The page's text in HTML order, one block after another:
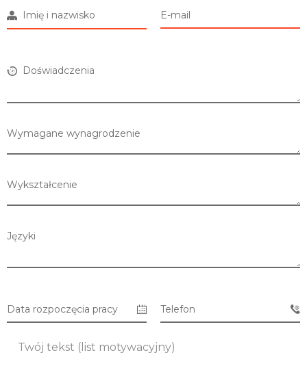
Lista sklepów
Imię i nazwisko E-mail
Doświadczenia
Wymagane wynagrodzenie
Wykształcenie
Języki
Data rozpoczęcia pracy Telefon